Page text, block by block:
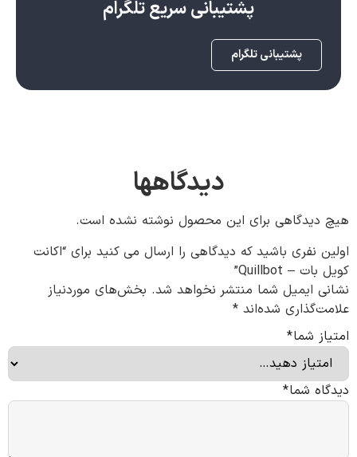
پشتیبانی سریع تلگرام
پشتیبانی تلگرام
دیدگاهها
هیچ دیدگاهی برای این محصول نوشته نشده است.
اولین نفری باشید که دیدگاهی را ارسال می کنید برای “اکانت
کویل بات – Quillbot”
نشانی ایمیل شما منتشر نخواهد شد. بخش‌های موردنیاز
علامت‌گذاری شده‌اند *
امتیاز شما*
دیدگاه شما*